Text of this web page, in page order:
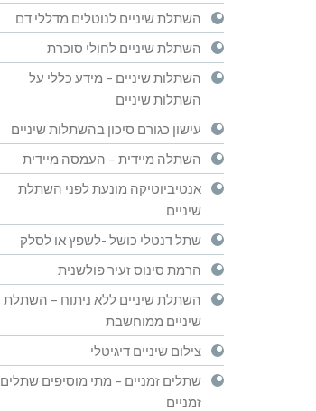
השתלת שיניים לנוטלים מדללי דם
השתלת שיניים לחולי סוכרת
השתלות שיניים – מידע כללי על
השתלות שיניים
עישון כגורם סיכון בהשתלות שיניים
השתלה מיידית – העמסה מיידית
אנטיביוטיקה מונעת לפני השתלת
שיניים
שתל דנטלי כושל -לשפץ או לסלק
הרמת סינוס זעיר פולשנית
השתלת שיניים ללא ניתוח – השתלת
שיניים ממוחשבת
צילום שיניים דיגיטלי
שתלים זמניים – מתי מוסיפים שתלים
זמניים